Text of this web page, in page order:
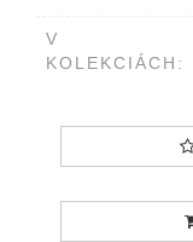
V
KOLEKCIÁCH: